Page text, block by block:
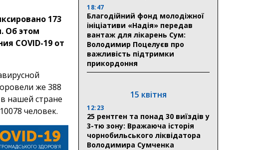
173
Об этом
COVID-19 от
же 388
нашей стране
человек.
18:47
Благодійний фонд молодіжної
ініціативи «Надія» передав
вантаж для лікарень Сум:
Володимир Поцелуєв про
важливість підтримки
прикордоння
15 квітня
12:23
25 рентген та понад 30 виїздів у
3-тю зону: Вражаюча історія
чорнобильського ліквідатора
Володимира Сумченка